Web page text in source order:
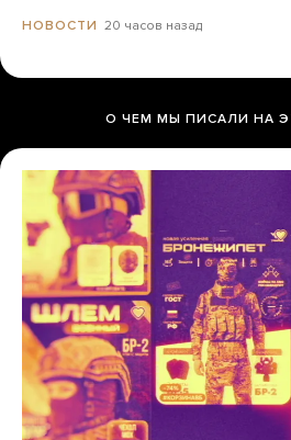
НОВОСТИ 20 часов назад
О ЧЕМ МЫ ПИСАЛИ НА